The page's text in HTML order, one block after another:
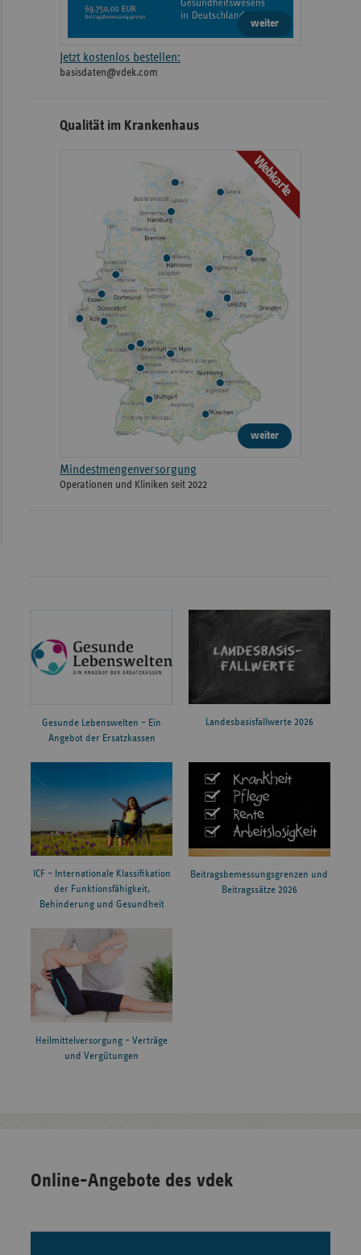
weiter
Jetzt kostenlos bestellen:
basisdaten@vdek.com
Qualität im Krankenhaus
Webkarte
weiter
Mindestmengenversorgung
Operationen und Kliniken seit 2022
Gesunde Lebenswelten – Ein
Angebot der Ersatzkassen
Landesbasisfallwerte 2026
ICF – Internationale Klassifikation
der Funktionsfähigkeit,
Behinderung und Gesundheit
Beitragsbemessungsgrenzen und
Beitragssätze 2026
Heilmittelversorgung – Verträge
und Vergütungen
Online-Angebote des vdek